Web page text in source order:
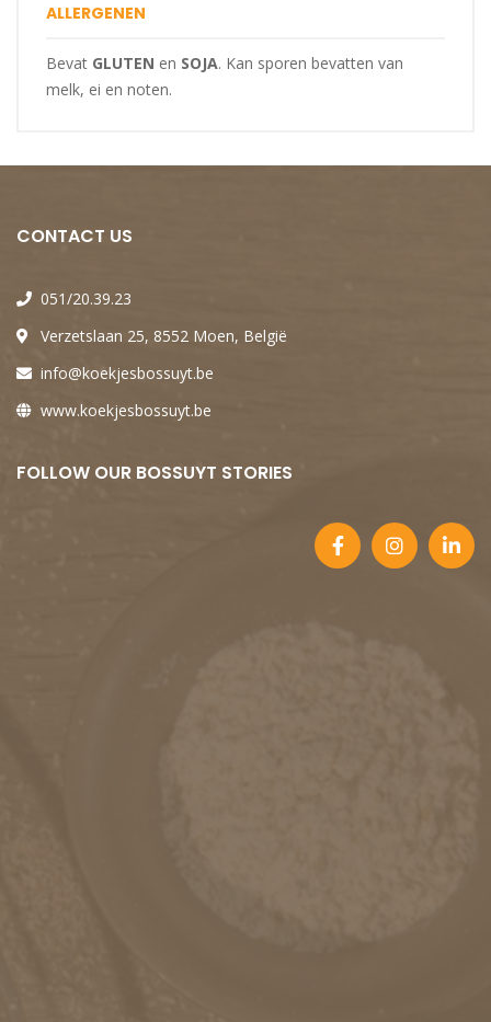
ALLERGENEN
Bevat GLUTEN en SOJA. Kan sporen bevatten van
melk, ei en noten.
CONTACT US
051/20.39.23
Verzetslaan 25, 8552 Moen, België
info@koekjesbossuyt.be
www.koekjesbossuyt.be
FOLLOW OUR BOSSUYT STORIES